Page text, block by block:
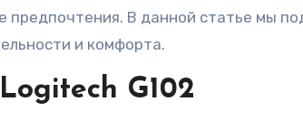
В данной статье мы
и комфорта.
G102